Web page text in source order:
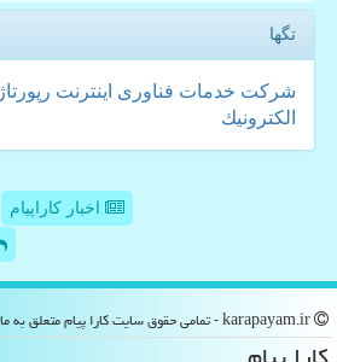
تگها
شركت خدمات فناوری اینترنت رپورتاژ
الكترونیك
اخبار کاراپیام